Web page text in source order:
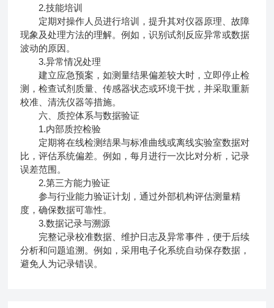
2.技能培训
定期对操作人员进行培训，提升其对仪器原理、故障
现象及处理方法的理解。例如，识别试剂反应异常或数据
波动的原因。
3.异常情况处理
建立应急预案，如测量结果偏差较大时，立即停止检
测，检查试剂质量、传感器状态或环境干扰，并采取重新
校准、清洗仪器等措施。
六、质控体系与数据验证
1.内部质控检验
定期将在线检测结果与标准曲线或离线实验室数据对
比，评估系统偏差。例如，每月进行一次比对分析，记录
误差范围。
2.第三方能力验证
参与行业能力验证计划，通过外部机构评估测量精
度，确保数据可靠性。
3.数据记录与溯源
完整记录校准数据、维护日志及异常事件，便于后续
分析和问题追溯。例如，采用电子化系统自动保存数据，
避免人为记录错误。